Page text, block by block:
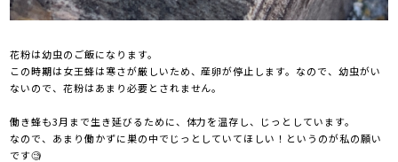
花粉は幼虫のご飯になります。
この時期は女王蜂は寒さが厳しいため、産卵が停止します。なので、幼虫がい
ないので、花粉はあまり必要とされません。
働き蜂も3月まで生き延びるために、体力を温存し、じっとしています。
なので、あまり働かずに巣の中でじっとしていてほしい！というのが私の願い
です🧐